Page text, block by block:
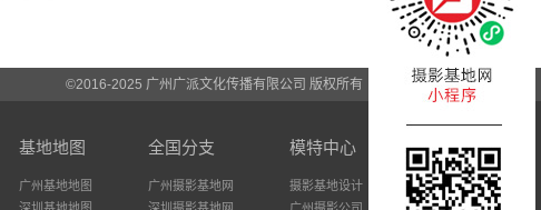
©2016-2025 广州广派文化传播有限公司 版权所有
基地地图
广州基地地图
全国分支
广州摄影基地网
模特中心
摄影基地设计